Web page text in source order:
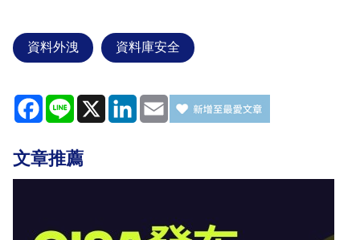
資料外洩 資料庫安全
Facebook
Line X LinkedIn
Email
文章推薦